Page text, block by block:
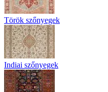
Török szőnyegek
Indiai szőnyegek